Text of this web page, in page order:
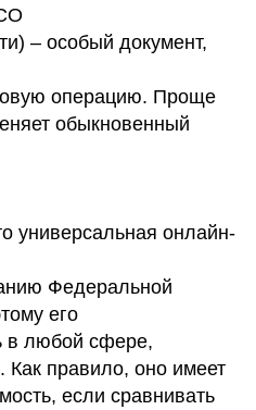
– особый документ,
операцию. Проще
обыкновенный
универсальная онлайн-
Федеральной
его
в любой сфере,
правило, оно имеет
если сравнивать